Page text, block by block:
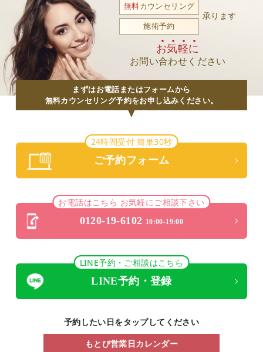
無料カウンセリング
施術予約
承ります
お気軽に
お問い合わせください
まずはお電話またはフォームから
無料カウンセリング予約をお申し込みください。
24時間受付 簡単30秒
ご予約フォーム
お電話はこちら お気軽にご相談下さい
0120-19-6102 10:00-19:00
LINE予約・ご相談はこちら
LINE予約・登録
予約したい日をタップしてください
もとび営業日カレンダー